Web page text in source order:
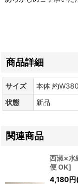
商品詳細
サイズ
本体 約
状態
新品
関連商品
西淑×水
便 OK]
4,180円